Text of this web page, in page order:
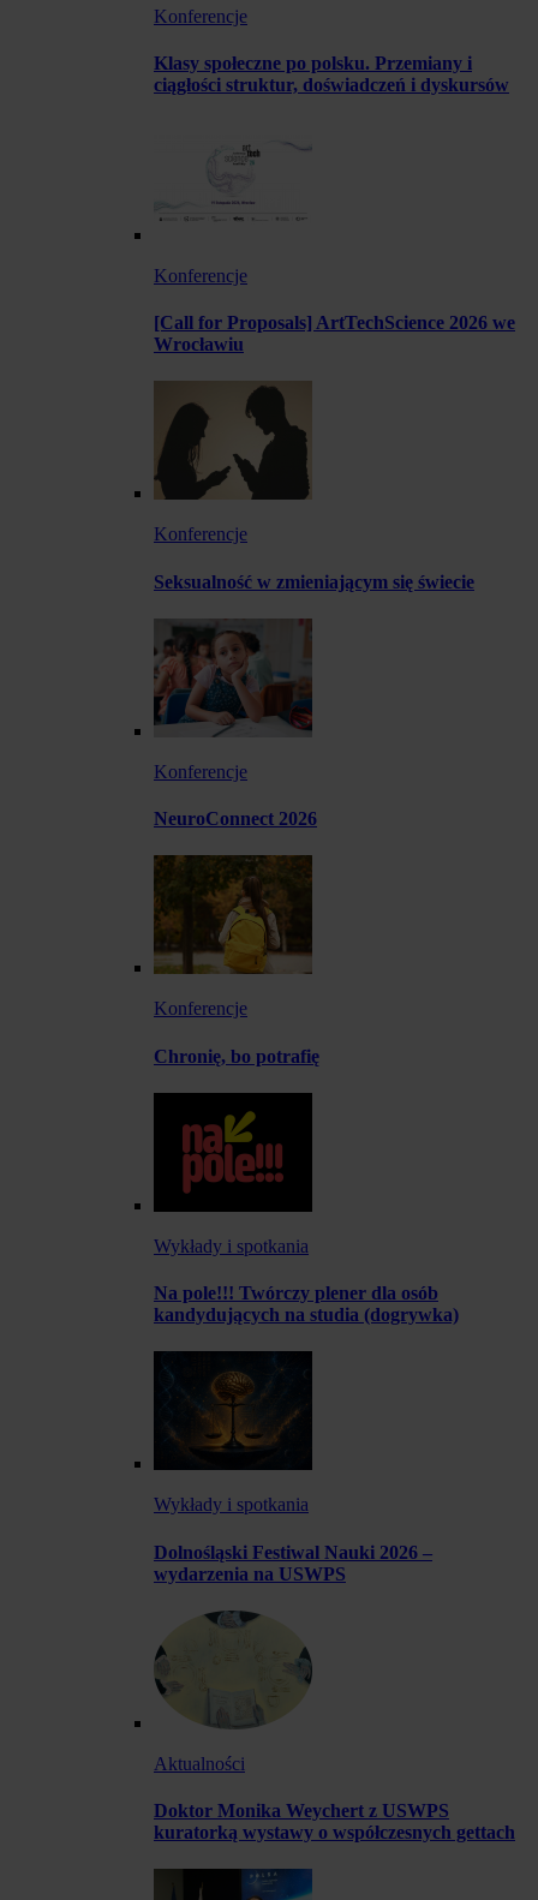
Konferencje
Klasy społeczne po polsku. Przemiany i
ciągłości struktur, doświadczeń i dyskursów
Konferencje
[Call for Proposals] ArtTechScience 2026 we
Wrocławiu
Konferencje
Seksualność w zmieniającym się świecie
Konferencje
NeuroConnect 2026
Konferencje
Chronię, bo potrafię
Wykłady i spotkania
Na pole!!! Twórczy plener dla osób
kandydujących na studia (dogrywka)
Wykłady i spotkania
Dolnośląski Festiwal Nauki 2026 –
wydarzenia na USWPS
Aktualności
Doktor Monika Weychert z USWPS
kuratorką wystawy o współczesnych gettach